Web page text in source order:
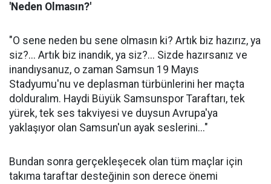
'Neden Olmasın?'
"O sene neden bu sene olmasın ki? Artık biz hazırız, ya
siz?... Artık biz inandık, ya siz?... Sizde hazırsanız ve
inandıysanuz, o zaman Samsun 19 Mayıs
Stadyumu'nu ve deplasman türbünlerini her maçta
dolduralım. Haydi Büyük Samsunspor Taraftarı, tek
yürek, tek ses takviyesi ve duysun Avrupa'ya
yaklaşıyor olan Samsun'un ayak seslerini..."
Bundan sonra gerçekleşecek olan tüm maçlar için
takıma taraftar desteğinin son derece önemi